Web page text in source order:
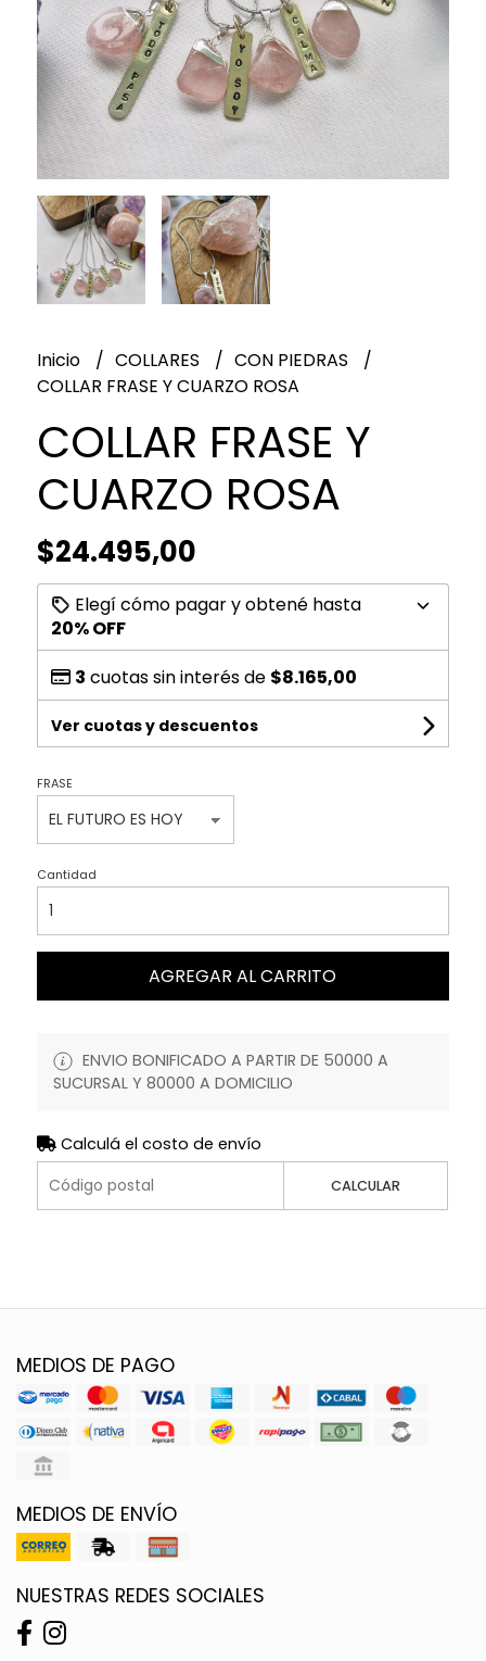
Inicio COLLARES
CON PIEDRAS
COLLAR FRASE Y CUARZO ROSA
COLLAR FRASE Y
CUARZO ROSA
$24.495,00
Elegí cómo pagar y obtené hasta
20% OFF
3 cuotas sin interés de $8.165,00
Ver cuotas y descuentos
FRASE
Cantidad
AGREGAR AL CARRITO
ENVIO BONIFICADO A PARTIR DE 50000 A
SUCURSAL Y 80000 A DOMICILIO
Calculá el costo de envío
CALCULAR
MEDIOS DE PAGO
MEDIOS DE ENVÍO
NUESTRAS REDES SOCIALES